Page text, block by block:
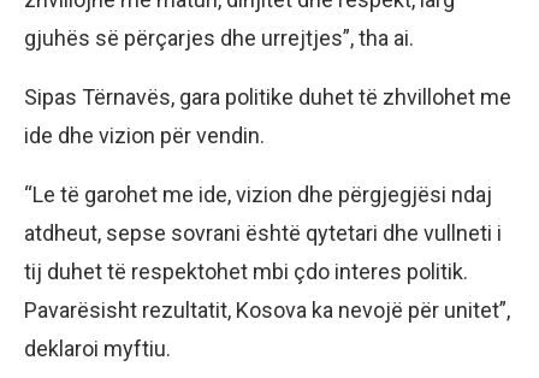
gjuhës së përçarjes dhe urrejtjes”, tha ai.
Sipas Tërnavës, gara politike duhet të zhvillohet me
ide dhe vizion për vendin.
“Le të garohet me ide, vizion dhe përgjegjësi ndaj
atdheut, sepse sovrani është qytetari dhe vullneti i
tij duhet të respektohet mbi çdo interes politik.
Pavarësisht rezultatit, Kosova ka nevojë për unitet”,
deklaroi myftiu.